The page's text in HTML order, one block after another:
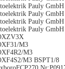
Pauly
Pauly
Pauly
Pauly
M3
M3
M3 BSPT1/8